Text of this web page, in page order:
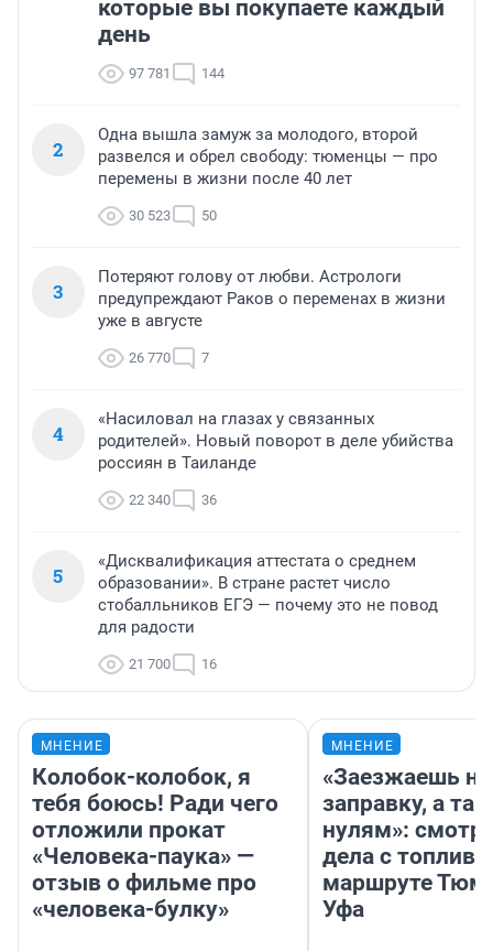
которые вы покупаете каждый
день
97 781 144
2
Одна вышла замуж за молодого, второй
развелся и обрел свободу: тюменцы — про
перемены в жизни после 40 лет
30 523 50
3
Потеряют голову от любви. Астрологи
предупреждают Раков о переменах в жизни
уже в августе
26 770 7
4
«Насиловал на глазах у связанных
родителей». Новый поворот в деле убийства
россиян в Таиланде
22 340 36
5
«Дисквалификация аттестата о среднем
образовании». В стране растет число
стобалльников ЕГЭ — почему это не повод
для радости
21 700 16
МНЕНИЕ
Колобок-колобок, я
тебя боюсь! Ради чего
отложили прокат
«Человека-паука» —
отзыв о фильме про
«человека-булку»
МНЕНИЕ
«Заезжаешь на
заправку, а
нулям»:
дела с
маршруте
Уфа